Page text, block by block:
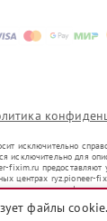
исключительно
исключительно для
fixim.ru предоставляют
центрах ryz.pioneer-
знаков или их
уже
файлы